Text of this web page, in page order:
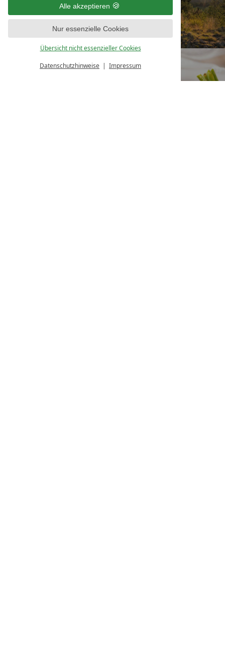
Alle akzeptieren
Nur essenzielle Cookies
Übersicht nicht essenzieller Cookies
Datenschutzhinweise Impressum
BUCHEN GUTSCHEIN